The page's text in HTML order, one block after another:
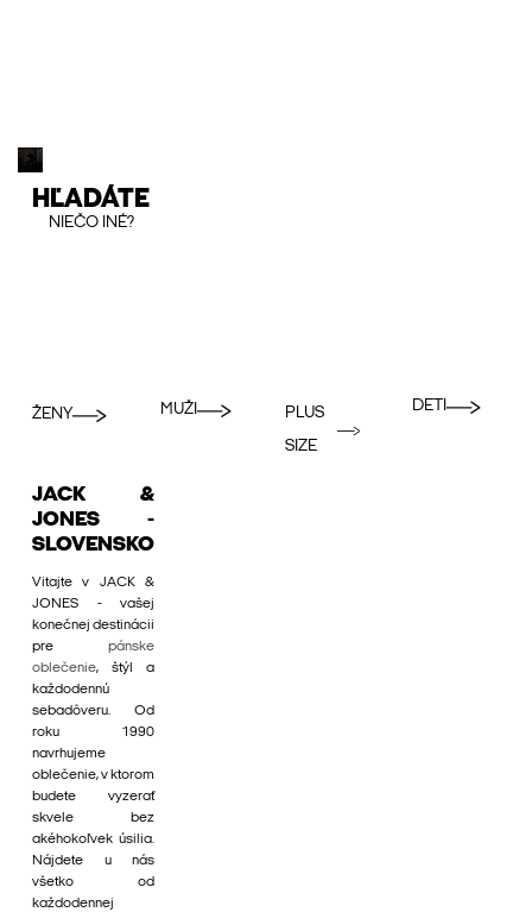
HĽADÁTE
NIEČO INÉ?
ŽENY MUŽI
PLUS
SIZE
DETI
JACK &
JONES -
SLOVENSKO
Vitajte v JACK &
JONES - vašej
konečnej destinácii
pre pánske
oblečenie, štýl a
každodennú
sebadôveru. Od
roku 1990
navrhujeme
oblečenie, v ktorom
budete vyzerať
skvele bez
akéhokoľvek úsilia.
Nájdete u nás
všetko od
každodennej